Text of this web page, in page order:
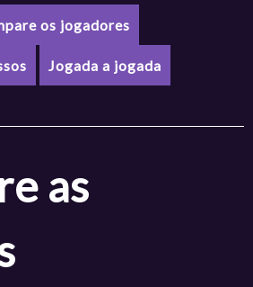
os jogadores
Jogada a jogada